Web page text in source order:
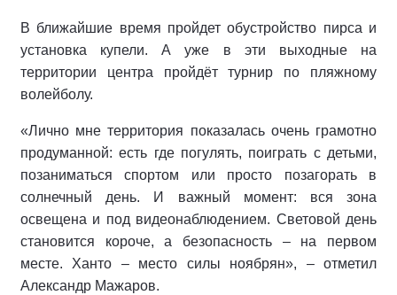
В ближайшие время пройдет обустройство пирса и
установка купели. А уже в эти выходные на
территории центра пройдёт турнир по пляжному
волейболу.
«Лично мне территория показалась очень грамотно
продуманной: есть где погулять, поиграть с детьми,
позаниматься спортом или просто позагорать в
солнечный день. И важный момент: вся зона
освещена и под видеонаблюдением. Световой день
становится короче, а безопасность – на первом
месте. Ханто – место силы ноябрян», – отметил
Александр Мажаров.